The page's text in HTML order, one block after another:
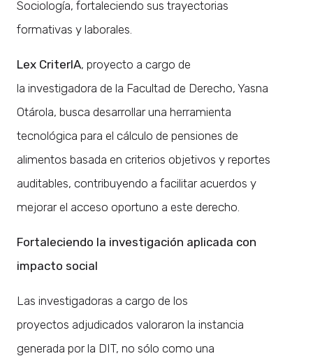
Sociología, fortaleciendo sus trayectorias
formativas y laborales.
Lex CriterIA, proyecto a cargo de
la investigadora de la Facultad de Derecho, Yasna
Otárola, busca desarrollar una herramienta
tecnológica para el cálculo de pensiones de
alimentos basada en criterios objetivos y reportes
auditables, contribuyendo a facilitar acuerdos y
mejorar el acceso oportuno a este derecho.
Fortaleciendo la investigación aplicada con
impacto social
Las investigadoras a cargo de los
proyectos adjudicados valoraron la instancia
generada por la DIT, no sólo como una